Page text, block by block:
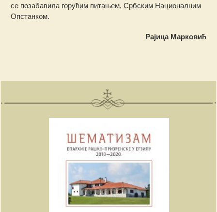
се позабавила горућим питањем, Србским Националним
Опстанком.
Рајица Марковић